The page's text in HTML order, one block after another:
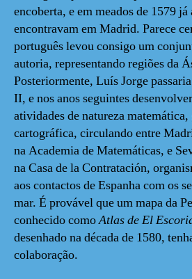
encoberta, e em meados de 1579 já
encontravam em Madrid. Parece
português levou consigo um
autoria, representando regiões da
Posteriormente, Luís Jorge
II, e nos anos seguintes
atividades de natureza
cartográfica, circulando entre
na Academia de Matemáticas, e
na Casa de la Contratación,
aos contactos de Espanha com os
mar. É provável que um mapa da
conhecido comoAtlas de El
desenhado na década de 1580,
colaboração.